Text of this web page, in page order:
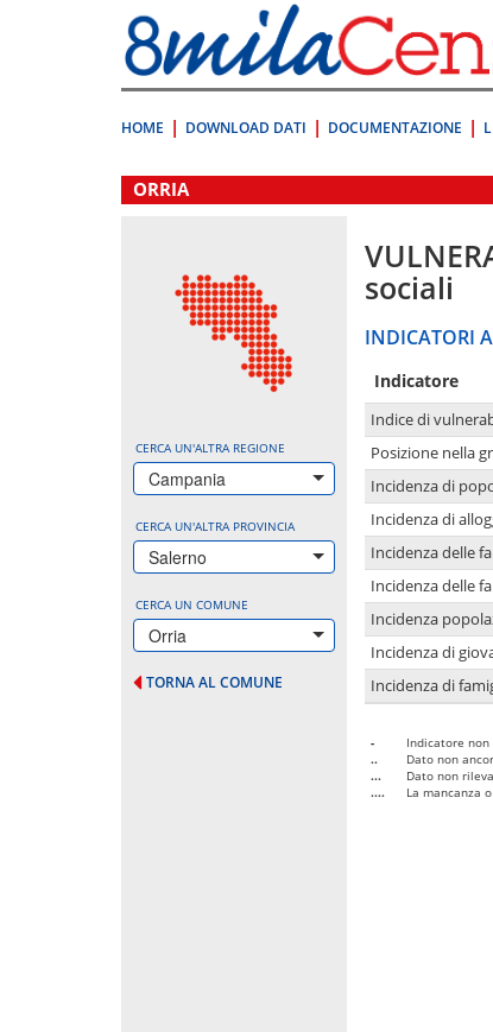
direttamente
a:
Contenuto
HOME DOWNLOAD DATI DOCUMENTAZIONE
.
ORRIA
CERCA UN'ALTRA REGIONE
Campania
CERCA UN'ALTRA PROVINCIA
Salerno
CERCA UN COMUNE
Orria
TORNA AL COMUNE
sociali
INDICATORI
Indicatore
Indice di
Posizione nella
Incidenza di
Incidenza di
Incidenza delle
Incidenza delle
Incidenza
Incidenza di
Incidenza di
-
Indicatore
..
Dato non
...
Dato non
....
La mancanza